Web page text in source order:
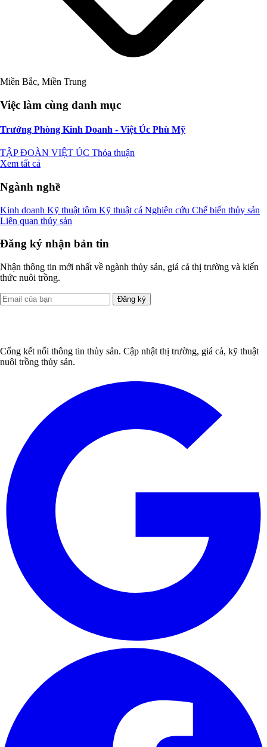
Miền Bắc, Miền Trung
Việc làm cùng danh mục
Trưởng Phòng Kinh Doanh - Việt Úc Phù Mỹ
TẬP ĐOÀN VIỆT ÚC Thỏa thuận
Xem tất cả
Ngành nghề
Kinh doanh Kỹ thuật tôm Kỹ thuật cá Nghiên cứu Chế biến thủy sản
Liên quan thủy sản
Đăng ký nhận bản tin
Nhận thông tin mới nhất về ngành thủy sản, giá cả thị trường và kiến
thức nuôi trồng.
Đăng ký
Cổng kết nối thông tin thủy sản. Cập nhật thị trường, giá cả, kỹ thuật
nuôi trồng thủy sản.